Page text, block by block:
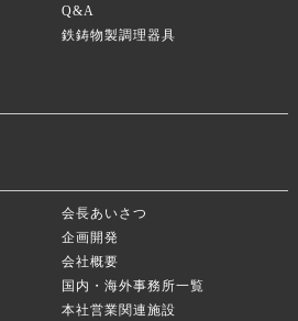
Q&A
鉄鋳物製調理器具
会長あいさつ
企画開発
会社概要
国内・海外事務所一覧
本社営業関連施設